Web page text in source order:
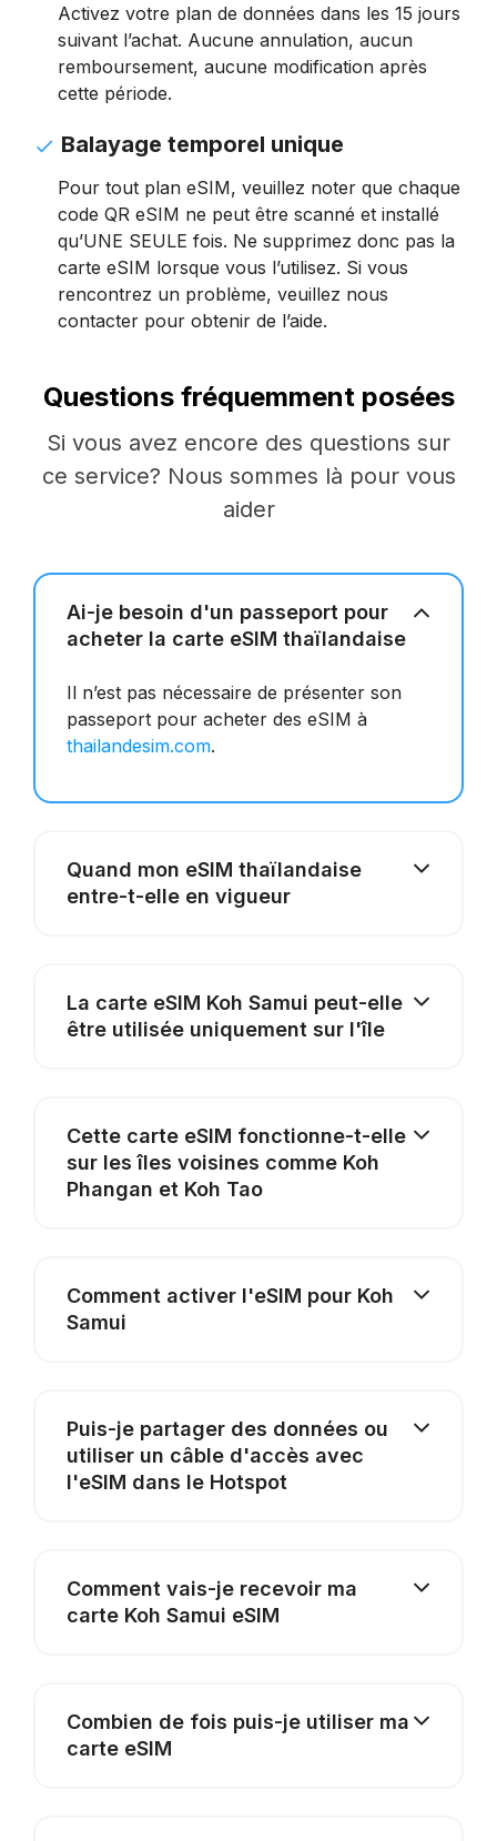
Activez votre plan de données dans les 15 jours
suivant l’achat. Aucune annulation, aucun
remboursement, aucune modification après
cette période.
Balayage temporel unique
Pour tout plan eSIM, veuillez noter que chaque
code QR eSIM ne peut être scanné et installé
qu’UNE SEULE fois. Ne supprimez donc pas la
carte eSIM lorsque vous l’utilisez. Si vous
rencontrez un problème, veuillez nous
contacter pour obtenir de l’aide.
Questions fréquemment posées
Si vous avez encore des questions sur
ce service? Nous sommes là pour vous
aider
Ai-je besoin d'un passeport pour
acheter la carte eSIM thaïlandaise
Il n’est pas nécessaire de présenter son
passeport pour acheter des eSIM à
thailandesim.com.
Quand mon eSIM thaïlandaise
entre-t-elle en vigueur
La carte eSIM Koh Samui peut-elle
être utilisée uniquement sur l'île
Cette carte eSIM fonctionne-t-elle
sur les îles voisines comme Koh
Phangan et Koh Tao
Comment activer l'eSIM pour Koh
Samui
Puis-je partager des données ou
utiliser un câble d'accès avec
l'eSIM dans le Hotspot
Comment vais-je recevoir ma
carte Koh Samui eSIM
Combien de fois puis-je utiliser ma
carte eSIM